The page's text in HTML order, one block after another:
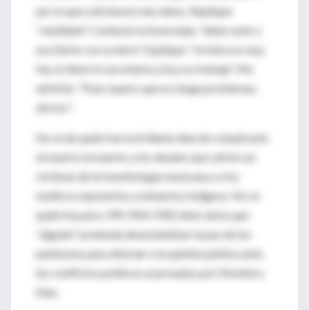
por lo que solicitaron más datos. Repliqué:
"senilidad". Contestó la licenciada: "debe venir a
escribirlo con su letra". Expliqué: "mi letra es muy
fea, lo llenó mi secretaria y hoy no trabaja". Me
advirtió: "Pues espero que no tenga problemas,
doctor".
No sé de quién fue la brillante idea de complicarle
al muerto la muerte, a los deudos que sufren ser
víctimas de la tramitología mexicana y a los
médicos exponerlos a entuertos indignos. No sé
quién fue pero, PRI-PAN-PRD dixit, temo que
"alguien" pretenda desestabilizar la paz de los
panteones para distraer a la opinión pública ante
los conflictos políticos acarreados por Montiel y
Stan.